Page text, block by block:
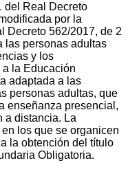
del Real Decreto
por la
Decreto 562/2017, de 2
las personas adultas
y los
la Educación
adaptada a las
personas adultas, que
enseñanza presencial,
a distancia. La
los que se organicen
la obtención del título
Obligatoria.